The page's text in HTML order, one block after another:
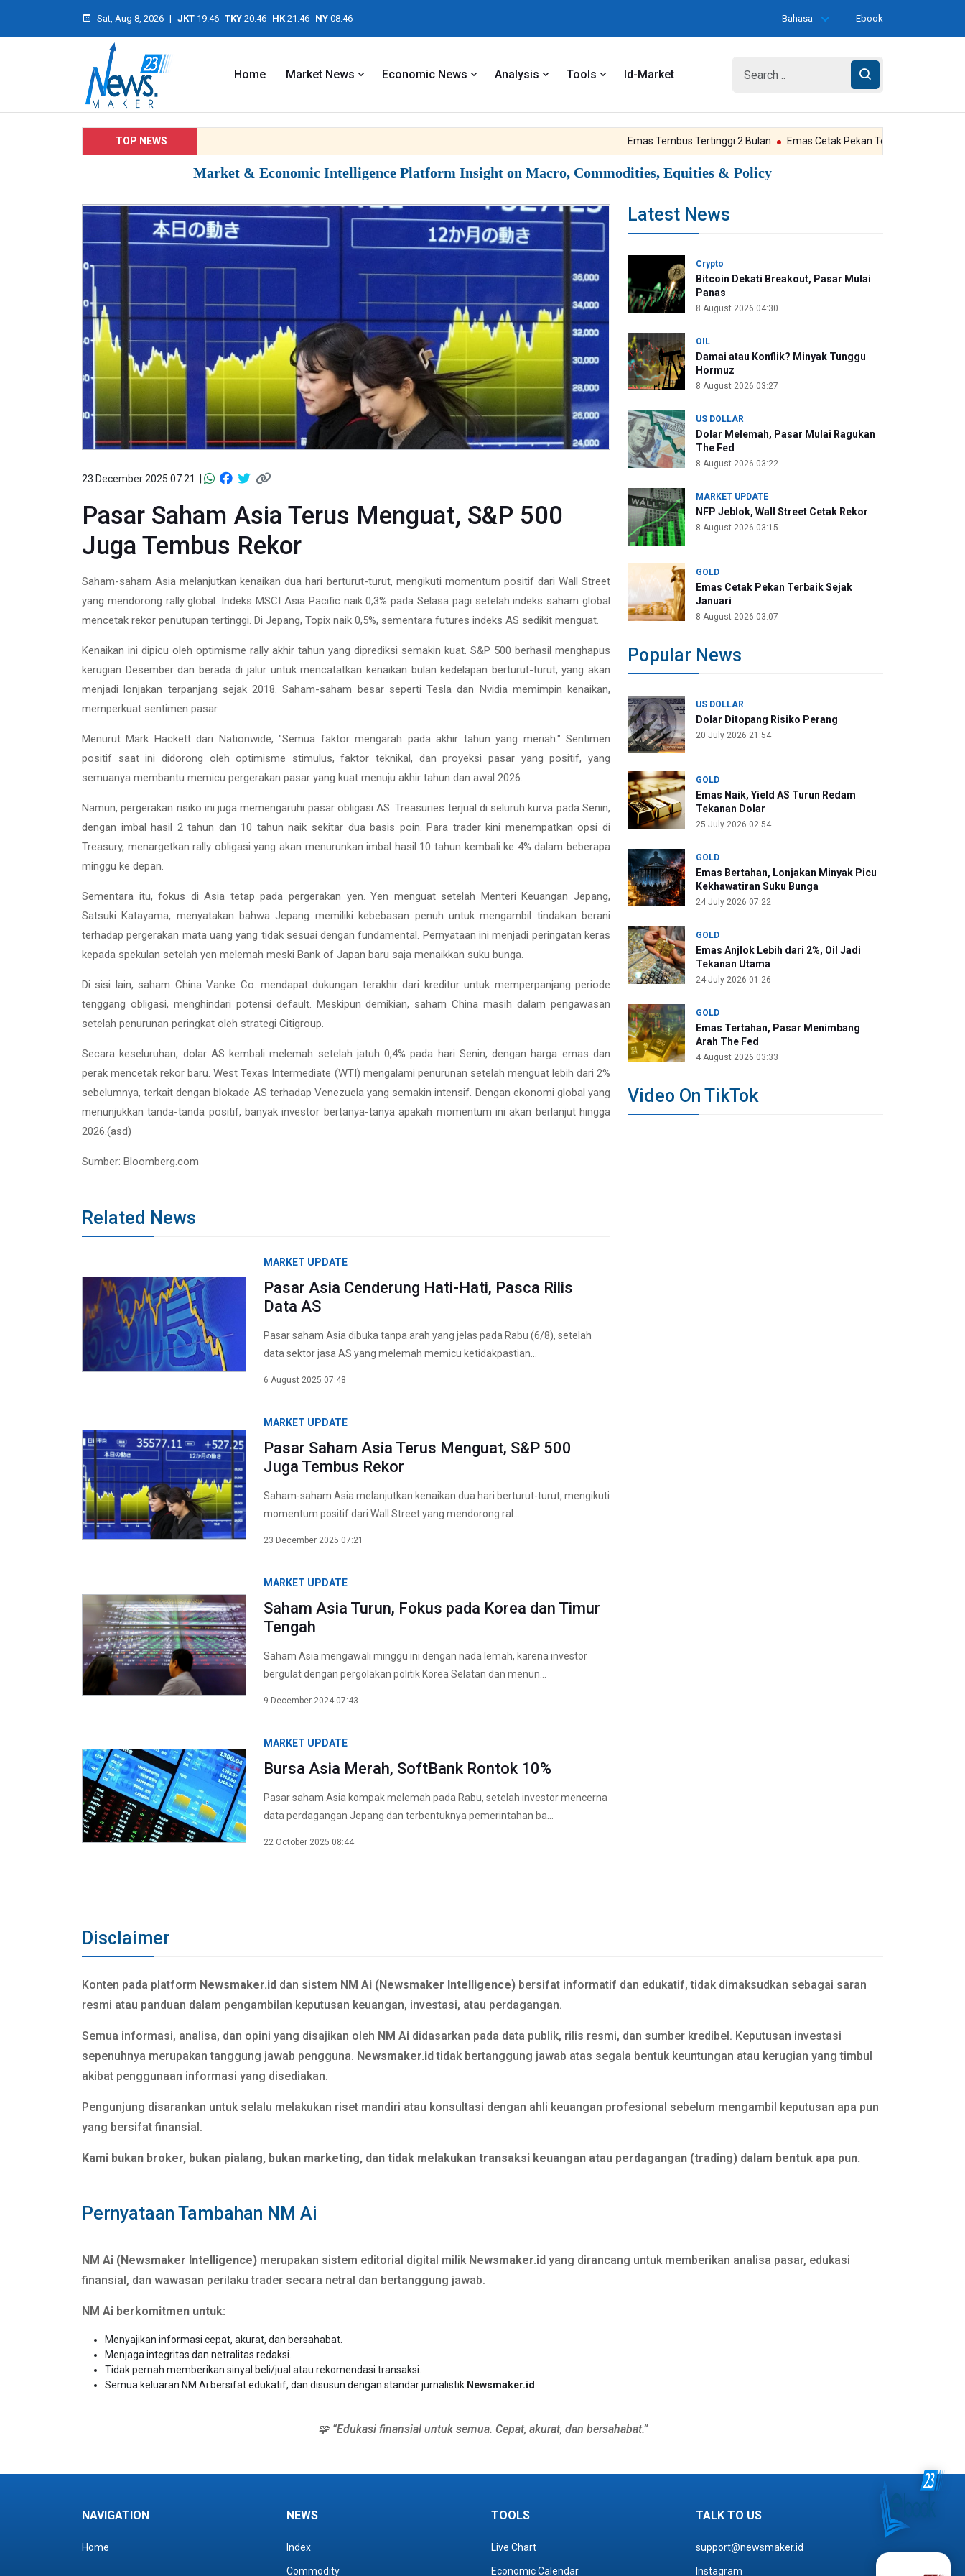
Sat, Aug 8, 2026 | JKT 19.46 TKY 20.46 HK 21.46 NY 08.46 Bahasa Ebook
Home Market News Economic News Analysis Tools Id-Market
TOP NEWS Emas Tembus Tertinggi 2 Bulan Emas Cetak Pekan Terbaik Sejak Januari
Market & Economic Intelligence Platform Insight on Macro, Commodities, Equities & Policy
23 December 2025 07:21 |
Pasar Saham Asia Terus Menguat, S&P 500
Juga Tembus Rekor
Saham-saham Asia melanjutkan kenaikan dua hari berturut-turut, mengikuti momentum positif dari Wall Street
yang mendorong rally global. Indeks MSCI Asia Pacific naik 0,3% pada Selasa pagi setelah indeks saham global
mencetak rekor penutupan tertinggi. Di Jepang, Topix naik 0,5%, sementara futures indeks AS sedikit menguat.
Kenaikan ini dipicu oleh optimisme rally akhir tahun yang diprediksi semakin kuat. S&P 500 berhasil menghapus
kerugian Desember dan berada di jalur untuk mencatatkan kenaikan bulan kedelapan berturut-turut, yang akan
menjadi lonjakan terpanjang sejak 2018. Saham-saham besar seperti Tesla dan Nvidia memimpin kenaikan,
memperkuat sentimen pasar.
Menurut Mark Hackett dari Nationwide, "Semua faktor mengarah pada akhir tahun yang meriah." Sentimen
positif saat ini didorong oleh optimisme stimulus, faktor teknikal, dan proyeksi pasar yang positif, yang
semuanya membantu memicu pergerakan pasar yang kuat menuju akhir tahun dan awal 2026.
Namun, pergerakan risiko ini juga memengaruhi pasar obligasi AS. Treasuries terjual di seluruh kurva pada Senin,
dengan imbal hasil 2 tahun dan 10 tahun naik sekitar dua basis poin. Para trader kini menempatkan opsi di
Treasury, menargetkan rally obligasi yang akan menurunkan imbal hasil 10 tahun kembali ke 4% dalam beberapa
minggu ke depan.
Sementara itu, fokus di Asia tetap pada pergerakan yen. Yen menguat setelah Menteri Keuangan Jepang,
Satsuki Katayama, menyatakan bahwa Jepang memiliki kebebasan penuh untuk mengambil tindakan berani
terhadap pergerakan mata uang yang tidak sesuai dengan fundamental. Pernyataan ini menjadi peringatan keras
kepada spekulan setelah yen melemah meski Bank of Japan baru saja menaikkan suku bunga.
Di sisi lain, saham China Vanke Co. mendapat dukungan terakhir dari kreditur untuk memperpanjang periode
tenggang obligasi, menghindari potensi default. Meskipun demikian, saham China masih dalam pengawasan
setelah penurunan peringkat oleh strategi Citigroup.
Secara keseluruhan, dolar AS kembali melemah setelah jatuh 0,4% pada hari Senin, dengan harga emas dan
perak mencetak rekor baru. West Texas Intermediate (WTI) mengalami penurunan setelah menguat lebih dari 2%
sebelumnya, terkait dengan blokade AS terhadap Venezuela yang semakin intensif. Dengan ekonomi global yang
menunjukkan tanda-tanda positif, banyak investor bertanya-tanya apakah momentum ini akan berlanjut hingga
2026.(asd)
Sumber: Bloomberg.com
Related News
MARKET UPDATE
Pasar Asia Cenderung Hati-Hati, Pasca Rilis
Data AS
Pasar saham Asia dibuka tanpa arah yang jelas pada Rabu (6/8), setelah
data sektor jasa AS yang melemah memicu ketidakpastian...
6 August 2025 07:48
MARKET UPDATE
Pasar Saham Asia Terus Menguat, S&P 500
Juga Tembus Rekor
Saham-saham Asia melanjutkan kenaikan dua hari berturut-turut, mengikuti
momentum positif dari Wall Street yang mendorong ral...
23 December 2025 07:21
MARKET UPDATE
Saham Asia Turun, Fokus pada Korea dan Timur
Tengah
Saham Asia mengawali minggu ini dengan nada lemah, karena investor
bergulat dengan pergolakan politik Korea Selatan dan menun...
9 December 2024 07:43
MARKET UPDATE
Bursa Asia Merah, SoftBank Rontok 10%
Pasar saham Asia kompak melemah pada Rabu, setelah investor mencerna
data perdagangan Jepang dan terbentuknya pemerintahan ba...
22 October 2025 08:44
Latest News
Crypto
Bitcoin Dekati Breakout, Pasar Mulai
Panas
8 August 2026 04:30
OIL
Damai atau Konflik? Minyak Tunggu
Hormuz
8 August 2026 03:27
US DOLLAR
Dolar Melemah, Pasar Mulai Ragukan
The Fed
8 August 2026 03:22
MARKET UPDATE
NFP Jeblok, Wall Street Cetak Rekor
8 August 2026 03:15
GOLD
Emas Cetak Pekan Terbaik Sejak
Januari
8 August 2026 03:07
Popular News
US DOLLAR
Dolar Ditopang Risiko Perang
20 July 2026 21:54
GOLD
Emas Naik, Yield AS Turun Redam
Tekanan Dolar
25 July 2026 02:54
GOLD
Emas Bertahan, Lonjakan Minyak Picu
Kekhawatiran Suku Bunga
24 July 2026 07:22
GOLD
Emas Anjlok Lebih dari 2%, Oil Jadi
Tekanan Utama
24 July 2026 01:26
GOLD
Emas Tertahan, Pasar Menimbang
Arah The Fed
4 August 2026 03:33
Video On TikTok
Disclaimer
Konten pada platform Newsmaker.id dan sistem NM Ai (Newsmaker Intelligence) bersifat informatif dan edukatif, tidak dimaksudkan sebagai saran
resmi atau panduan dalam pengambilan keputusan keuangan, investasi, atau perdagangan.
Semua informasi, analisa, dan opini yang disajikan oleh NM Ai didasarkan pada data publik, rilis resmi, dan sumber kredibel. Keputusan investasi
sepenuhnya merupakan tanggung jawab pengguna. Newsmaker.idtidak bertanggung jawab atas segala bentuk keuntungan atau kerugian yang timbul
akibat penggunaan informasi yang disediakan.
Pengunjung disarankan untuk selalu melakukan riset mandiri atau konsultasi dengan ahli keuangan profesional sebelum mengambil keputusan apa pun
yang bersifat finansial.
Kami bukan broker, bukan pialang, bukan marketing, dan tidak melakukan transaksi keuangan atau perdagangan (trading) dalam bentuk apa pun.
Pernyataan Tambahan NM Ai
NM Ai (Newsmaker Intelligence) merupakan sistem editorial digital milik Newsmaker.id yang dirancang untuk memberikan analisa pasar, edukasi
finansial, dan wawasan perilaku trader secara netral dan bertanggung jawab.
NM Ai berkomitmen untuk:
Menyajikan informasi cepat, akurat, dan bersahabat.
Menjaga integritas dan netralitas redaksi.
Tidak pernah memberikan sinyal beli/jual atau rekomendasi transaksi.
Semua keluaran NM Ai bersifat edukatif, dan disusun dengan standar jurnalistik Newsmaker.id
🧩 “Edukasi finansial untuk semua. Cepat, akurat, dan bersahabat.”
NAVIGATION
Home
NEWS
Index
Commodity
TOOLS
Live Chart
Economic Calendar
TALK TO US
support@newsmaker.id
Instagram